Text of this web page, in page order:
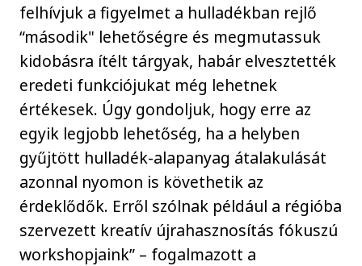
felhívjuk a figyelmet a hulladékban rejlő
“második" lehetőségre és megmutassuk
kidobásra ítélt tárgyak, habár elvesztették
eredeti funkciójukat még lehetnek
értékesek. Úgy gondoljuk, hogy erre az
egyik legjobb lehetőség, ha a helyben
gyűjtött hulladék-alapanyag átalakulását
azonnal nyomon is követhetik az
érdeklődők. Erről szólnak például a régióba
szervezett kreatív újrahasznosítás fókuszú
workshopjaink” – fogalmazott a